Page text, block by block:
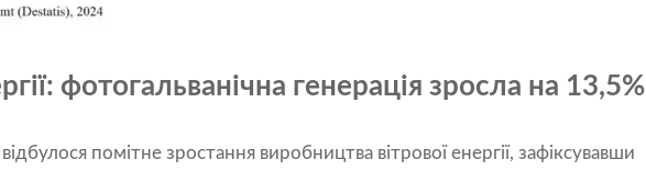
фотогальванічна генерація зросла на 13,5%
помітне зростання виробництва вітрової енергії, зафіксувавши